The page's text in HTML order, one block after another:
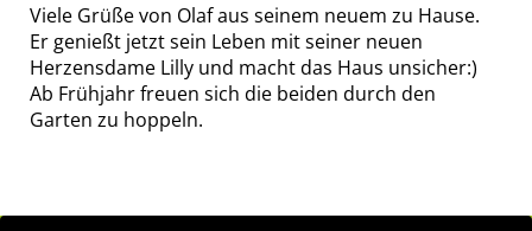
Viele Grüße von Olaf aus seinem neuem zu Hause.
Er genießt jetzt sein Leben mit seiner neuen
Herzensdame Lilly und macht das Haus unsicher:)
Ab Frühjahr freuen sich die beiden durch den
Garten zu hoppeln.